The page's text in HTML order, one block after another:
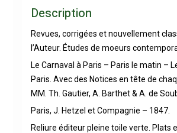
Description
Revues, corrigées et nouvellement
l’Auteur. Études de moeurs
Le Carnaval à Paris – Paris le matin –
Paris. Avec des Notices en tête de
MM. Th. Gautier, A. Barthet & A. de
Paris, J. Hetzel et Compagnie – 1847.
Reliure éditeur pleine toile verte. Plats